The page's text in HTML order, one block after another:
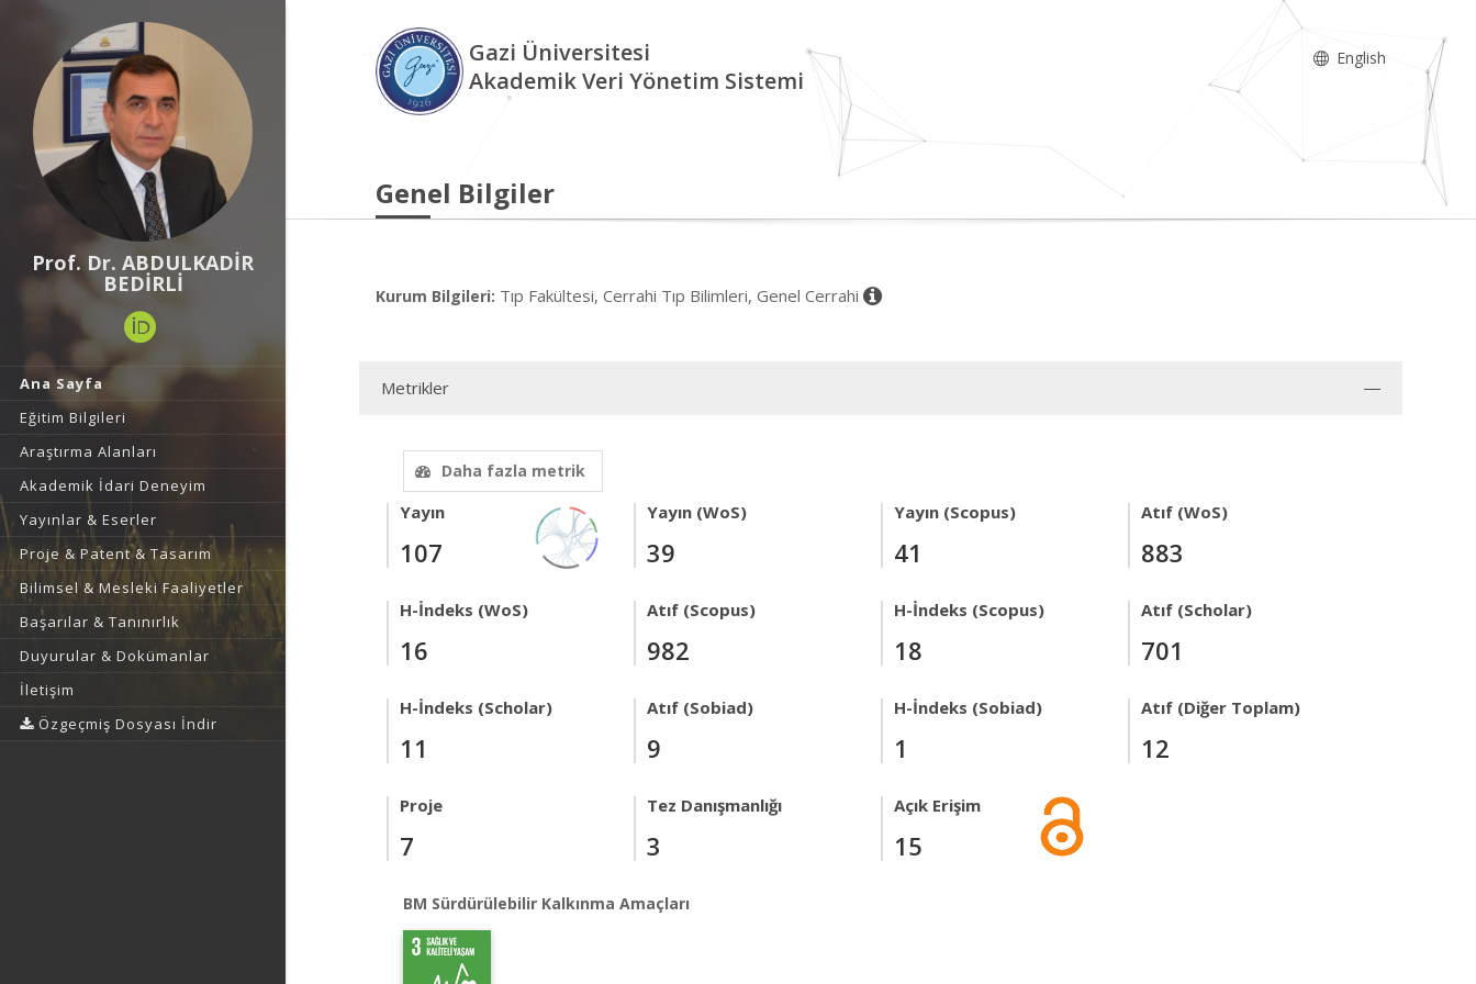
Prof. Dr. ABDULKADİR
BEDİRLİ
Ana Sayfa
Eğitim Bilgileri
Araştırma Alanları
Akademik İdari Deneyim
Yayınlar & Eserler
Proje & Patent & Tasarım
Bilimsel & Mesleki Faaliyetler
Başarılar & Tanınırlık
Duyurular & Dokümanlar
İletişim
Özgeçmiş Dosyası İndir
Gazi Üniversitesi
Akademik Veri Yönetim Sistemi
English
Genel Bilgiler
Kurum Bilgileri: Tıp Fakültesi, Cerrahi Tıp Bilimleri, Genel Cerrahi
Metrikler
Daha fazla metrik
Yayın
107
Yayın (WoS)
39
Yayın (Scopus)
41
Atıf (WoS)
883
H-İndeks (WoS)
16
Atıf (Scopus)
982
H-İndeks (Scopus)
18
Atıf (Scholar)
701
H-İndeks (Scholar)
11
Atıf (Sobiad)
9
H-İndeks (Sobiad)
1
Atıf (Diğer Toplam)
12
Proje
7
Tez Danışmanlığı
3
Açık Erişim
15
BM Sürdürülebilir Kalkınma Amaçları